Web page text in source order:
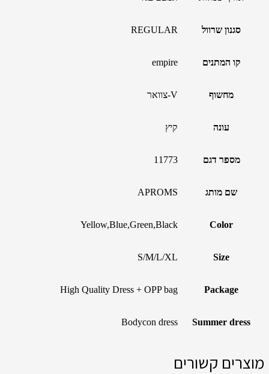
סגנון שרוול REGULAR
קו המתנים empire
מחשוף V-צוואר
עונה קיץ
מספר דגם 11773
שם מותג APROMS
Color
Yellow,Blue,Green,Black
Size
S/M/L/XL
Package
High Quality Dress + OPP bag
Summer dress
Bodycon dress
מוצרים קשורים